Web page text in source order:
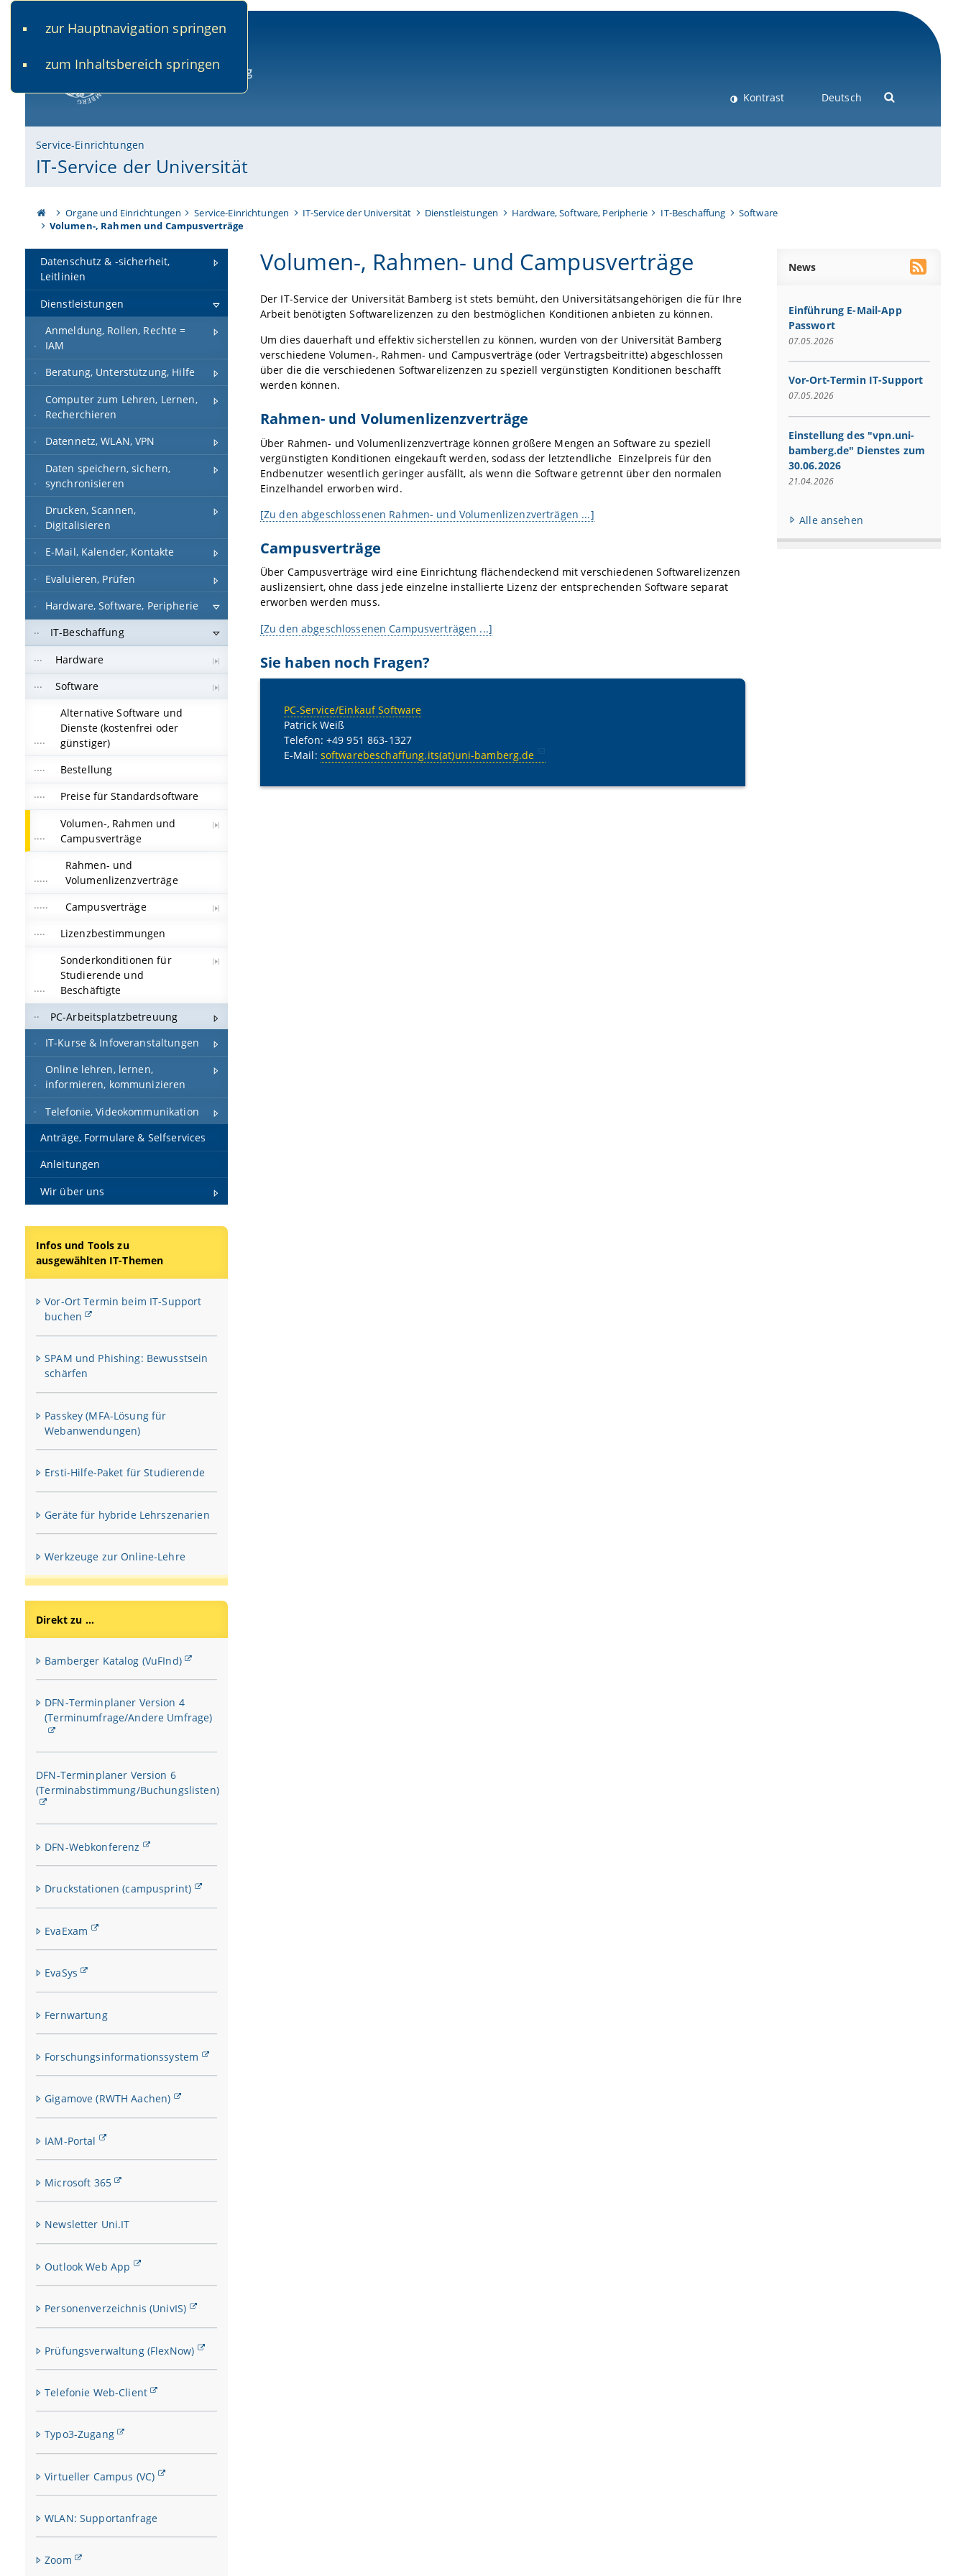
zur Hauptnavigation springen
zum Inhaltsbereich springen
Kontrast Deutsch
Service-Einrichtungen
IT-Service der Universität
Organe und Einrichtungen Service-Einrichtungen IT-Service der Universität Dienstleistungen Hardware, Software, Peripherie IT-Beschaffung
Software
Volumen-, Rahmen und Campusverträge
Datenschutz & -sicherheit,
Leitlinien
Dienstleistungen
Anmeldung, Rollen, Rechte =
IAM
Beratung, Unterstützung, Hilfe
Computer zum Lehren, Lernen,
Recherchieren
Datennetz, WLAN, VPN
Daten speichern, sichern,
synchronisieren
Drucken, Scannen,
Digitalisieren
E-Mail, Kalender, Kontakte
Evaluieren, Prüfen
Hardware, Software, Peripherie
IT-Beschaffung
Hardware
Software
Alternative Software und
Dienste (kostenfrei oder
günstiger)
Bestellung
Preise für Standardsoftware
Volumen-, Rahmen und
Campusverträge
Rahmen- und
Volumenlizenzverträge
Campusverträge
Lizenzbestimmungen
Sonderkonditionen für
Studierende und
Beschäftigte
PC-Arbeitsplatzbetreuung
IT-Kurse & Infoveranstaltungen
Online lehren, lernen,
informieren, kommunizieren
Telefonie, Videokommunikation
Anträge, Formulare & Selfservices
Anleitungen
Wir über uns
Infos und Tools zu
ausgewählten IT-Themen
Vor-Ort Termin beim IT-Support
buchen
SPAM und Phishing: Bewusstsein
schärfen
Passkey (MFA-Lösung für
Webanwendungen)
Ersti-Hilfe-Paket für Studierende
Geräte für hybride Lehrszenarien
Werkzeuge zur Online-Lehre
Direkt zu ...
Bamberger Katalog (VuFInd)
DFN-Terminplaner Version 4
(Terminumfrage/Andere Umfrage)
DFN-Terminplaner Version 6
(Terminabstimmung/Buchungslisten)
DFN-Webkonferenz
Druckstationen (campusprint)
EvaExam
EvaSys
Fernwartung
Forschungsinformationssystem
Gigamove (RWTH Aachen)
IAM-Portal
Microsoft 365
Newsletter Uni.IT
Outlook Web App
Personenverzeichnis (UnivIS)
Prüfungsverwaltung (FlexNow)
Telefonie Web-Client
Typo3-Zugang
Virtueller Campus (VC)
WLAN: Supportanfrage
Zoom
Volumen-, Rahmen- und Campusverträge
Der IT-Service der Universität Bamberg ist stets bemüht, den Universitätsangehörigen die für Ihre
Arbeit benötigten Softwarelizenzen zu den bestmöglichen Konditionen anbieten zu können.
Um dies dauerhaft und effektiv sicherstellen zu können, wurden von der Universität Bamberg
verschiedene Volumen-, Rahmen- und Campusverträge (oder Vertragsbeitritte) abgeschlossen
über die die verschiedenen Softwarelizenzen zu speziell vergünstigten Konditionen beschafft
werden können.
Rahmen- und Volumenlizenzverträge
Über Rahmen- und Volumenlizenzverträge können größere Mengen an Software zu speziell
vergünstigten Konditionen eingekauft werden, sodass der letztendliche Einzelpreis für den
Endbenutzer wesentlich geringer ausfällt, als wenn die Software getrennt über den normalen
Einzelhandel erworben wird.
[Zu den abgeschlossenen Rahmen- und Volumenlizenzverträgen ...]
Campusverträge
Über Campusverträge wird eine Einrichtung flächendeckend mit verschiedenen Softwarelizenzen
auslizensiert, ohne dass jede einzelne installierte Lizenz der entsprechenden Software separat
erworben werden muss.
[Zu den abgeschlossenen Campusverträgen ...]
Sie haben noch Fragen?
PC-Service/Einkauf Software
Patrick Weiß
Telefon: +49 951 863-1327
E-Mail: softwarebeschaffung.its(at)uni-bamberg.de
News
Einführung E-Mail-App
Passwort
07.05.2026
Vor-Ort-Termin IT-Support
07.05.2026
Einstellung des "vpn.uni-
bamberg.de" Dienstes zum
30.06.2026
21.04.2026
Alle ansehen